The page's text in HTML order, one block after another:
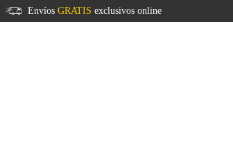
Envíos GRATIS exclusivos online